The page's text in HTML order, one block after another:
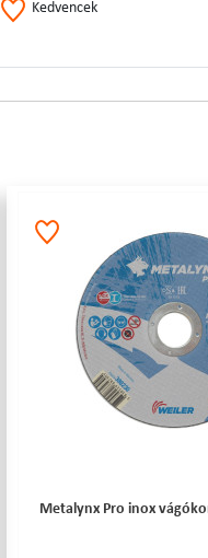
Kedvencek
Metalynx Pro inox